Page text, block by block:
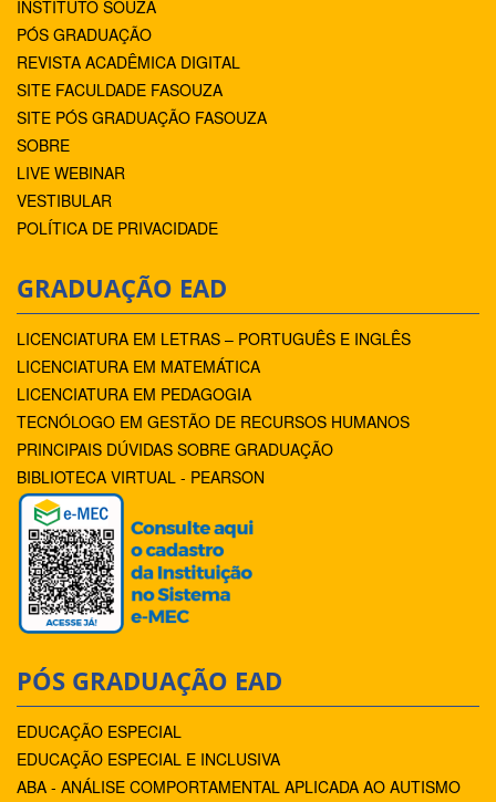
INSTITUTO SOUZA
PÓS GRADUAÇÃO
REVISTA ACADÊMICA DIGITAL
SITE FACULDADE FASOUZA
SITE PÓS GRADUAÇÃO FASOUZA
SOBRE
LIVE WEBINAR
VESTIBULAR
POLÍTICA DE PRIVACIDADE
GRADUAÇÃO EAD
LICENCIATURA EM LETRAS – PORTUGUÊS E INGLÊS
LICENCIATURA EM MATEMÁTICA
LICENCIATURA EM PEDAGOGIA
TECNÓLOGO EM GESTÃO DE RECURSOS HUMANOS
PRINCIPAIS DÚVIDAS SOBRE GRADUAÇÃO
BIBLIOTECA VIRTUAL - PEARSON
PÓS GRADUAÇÃO EAD
EDUCAÇÃO ESPECIAL
EDUCAÇÃO ESPECIAL E INCLUSIVA
ABA - ANÁLISE COMPORTAMENTAL APLICADA AO AUTISMO